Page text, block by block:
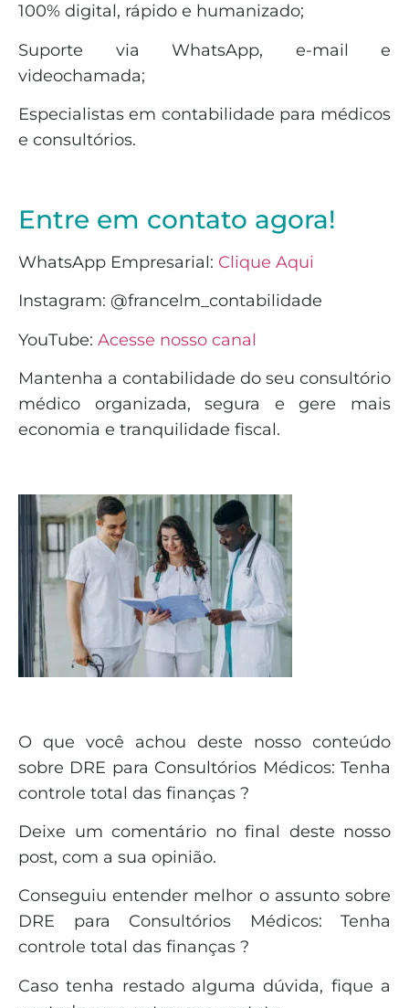
100% digital, rápido e humanizado;
Suporte via WhatsApp, e-mail e
videochamada;
Especialistas em contabilidade para médicos
e consultórios.
Entre em contato agora!
WhatsApp Empresarial: Clique Aqui
Instagram: @francelm_contabilidade
YouTube: Acesse nosso canal
Mantenha a contabilidade do seu consultório
médico organizada, segura e gere mais
economia e tranquilidade fiscal.
O que você achou deste nosso conteúdo
sobre DRE para Consultórios Médicos: Tenha
controle total das finanças ?
Deixe um comentário no final deste nosso
post, com a sua opinião.
Conseguiu entender melhor o assunto sobre
DRE para Consultórios Médicos: Tenha
controle total das finanças ?
Caso tenha restado alguma dúvida, fique a